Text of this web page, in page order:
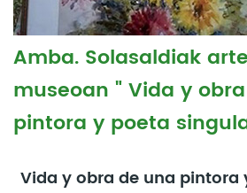
Amba. Solasaldiak
museoan " Vida y
pintora y poeta
Vida y obra de una pintora